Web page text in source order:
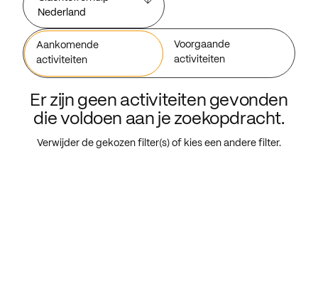
Nederland
Aankomende
activiteiten
Voorgaande
activiteiten
Er zijn geen activiteiten gevonden
die voldoen aan je zoekopdracht.
Verwijder de gekozen filter(s) of kies een andere filter.